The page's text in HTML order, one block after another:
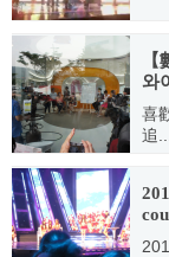
2011.02.15
와
喜
追...
2011.08.08
請